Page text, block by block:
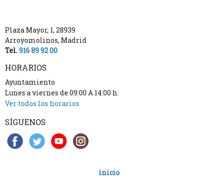
Plaza Mayor, 1, 28939
Arroyomolinos, Madrid
Tel.916 89 92 00
HORARIOS
Ayuntamiento
Lunes a viernes de 09:00 A 14:00 h.
Ver todos los horarios
SÍGUENOS
inicio